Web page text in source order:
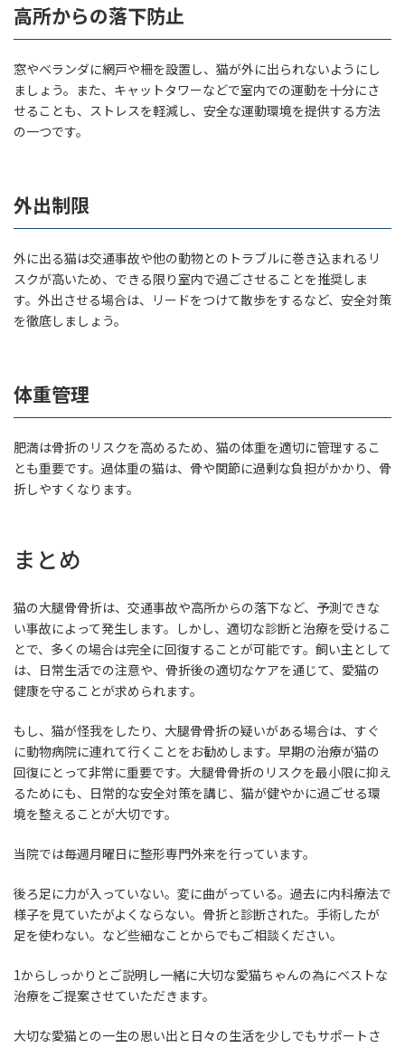
高所からの落下防止
窓やベランダに網戸や柵を設置し、猫が外に出られないようにし
ましょう。また、キャットタワーなどで室内での運動を十分にさ
せることも、ストレスを軽減し、安全な運動環境を提供する方法
の一つです。
外出制限
外に出る猫は交通事故や他の動物とのトラブルに巻き込まれるリ
スクが高いため、できる限り室内で過ごさせることを推奨しま
す。外出させる場合は、リードをつけて散歩をするなど、安全対策
を徹底しましょう。
体重管理
肥満は骨折のリスクを高めるため、猫の体重を適切に管理するこ
とも重要です。過体重の猫は、骨や関節に過剰な負担がかかり、骨
折しやすくなります。
まとめ
猫の大腿骨骨折は、交通事故や高所からの落下など、予測できな
い事故によって発生します。しかし、適切な診断と治療を受けるこ
とで、多くの場合は完全に回復することが可能です。飼い主として
は、日常生活での注意や、骨折後の適切なケアを通じて、愛猫の
健康を守ることが求められます。
もし、猫が怪我をしたり、大腿骨骨折の疑いがある場合は、すぐ
に動物病院に連れて行くことをお勧めします。早期の治療が猫の
回復にとって非常に重要です。大腿骨骨折のリスクを最小限に抑え
るためにも、日常的な安全対策を講じ、猫が健やかに過ごせる環
境を整えることが大切です。
当院では毎週月曜日に整形専門外来を行っています。
後ろ足に力が入っていない。変に曲がっている。過去に内科療法で
様子を見ていたがよくならない。骨折と診断された。手術したが
足を使わない。など些細なことからでもご相談ください。
1からしっかりとご説明し一緒に大切な愛猫ちゃんの為にベストな
治療をご提案させていただきます。
大切な愛猫との一生の思い出と日々の生活を少しでもサポートさ